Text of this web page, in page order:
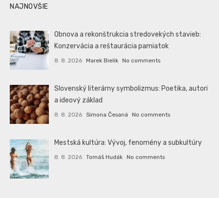
NAJNOVŠIE
Obnova a rekonštrukcia stredovekých stavieb:
Konzervácia a reštaurácia pamiatok
8. 8. 2026 Marek Bielik No comments
Slovenský literárny symbolizmus: Poetika, autori
a ideový základ
8. 8. 2026 Simona Česaná No comments
Mestská kultúra: Vývoj, fenomény a subkultúry
8. 8. 2026 Tomáš Hudák No comments